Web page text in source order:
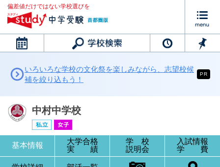
偏差値だけではない学校選びを
カレンダー
いろいろな学校の文化祭を楽しみながら、志望校候
補を絞り込もう！
PR
中村中学校
基本情報
大学合格
実 績
学 校
説明会
入試情報
学 費